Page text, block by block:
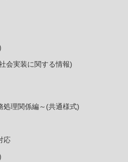
会実装に関する情報)
処理関係編～(共通様式)
応